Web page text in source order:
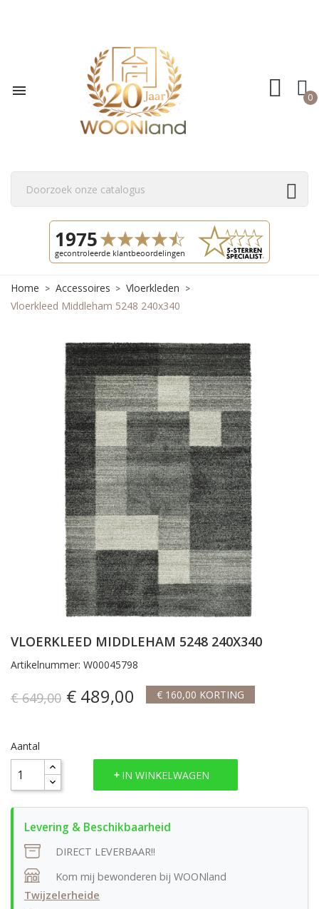
 0
Home Accessoires
Vloerkleden
Vloerkleed Middleham 5248 240x340
VLOERKLEED MIDDLEHAM 5248 240X340
Artikelnummer: W00045798
€ 649,00 € 489,00 € 160,00 KORTING
Aantal
IN WINKELWAGEN
DIRECT LEVERBAAR!!
Kom mij bewonderen bij WOONland
Twijzelerheide